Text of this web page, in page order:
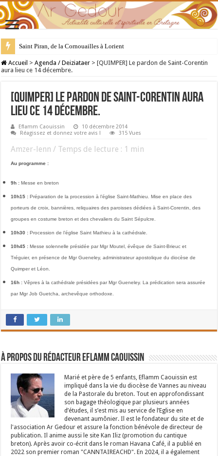
Saint Piran, de la Cornouailles à Lorient
28 juillet : Saint Samson de Dol, père de la Bretagne chrétienne
Accueil > Agenda / Deiziataer > [QUIMPER] Le pardon de Saint-Corentin
aura lieu ce 14 décembre.
[QUIMPER] Le pardon de Saint-Corentin aura
lieu ce 14 décembre.
Eflamm Caouissin
10 décembre 2014
Réagissez et donnez votre avis !
315 Vues
Amzer-lenn / Temps de lecture : 1 min
Au programme :
9h : Messe en breton
10h15 : Préparation de la procession à l’église Saint-Mathieu. Mise en place des
porteurs de croix, bannières, reliquaires des paroisses dédiées à Saint-Corentin, des
groupes en costume breton et des chevaliers du Saint Sépulcre.
10h30 : Procession de l’église Saint Mathieu à la cathédrale.
10h45 : Messe solennelle présidée par Mgr Moutel, évêque de Saint-Brieuc et
Tréguier, en présence de Mgr Gueneley, administrateur apostolique du diocèse de
Quimper et Léon.
16h : Vêpres à la cathédrale présidées par Mgr Gueneley. La prédication sera assurée
par Mgr Job Guetcha, archevêque orthodoxe.
À propos du rédacteur Eflamm Caouissin
Marié et père de 5 enfants, Eflamm Caouissin est
impliqué dans la vie du diocèse de Vannes au niveau
de la Pastorale du breton. Tout en approfondissant
son bagage théologique par plusieurs années
d’études, il s’est mis au service de l’Eglise en
devenant aumônier. Il est le fondateur du site et de
l'association Ar Gedour et assure la fonction bénévole de directeur de
publication. Il anime aussi le site Kan Iliz (promotion du cantique
breton). Après avoir co-écrit dans le roman Havana Café, il a publié en
2022 son premier roman "CANNTAIREACHD". En 2024, il a également